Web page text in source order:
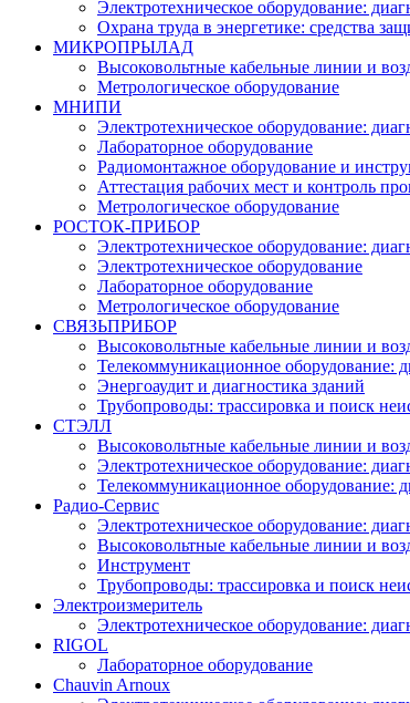
Электротехническое оборудование:
Охрана труда в энергетике: средства
МИКРОПРЫЛАД
Высоковольтные кабельные линии и
Метрологическое оборудование
МНИПИ
Электротехническое оборудование:
Лабораторное оборудование
Радиомонтажное оборудование и
Аттестация рабочих мест и контроль
Метрологическое оборудование
РОСТОК-ПРИБОР
Электротехническое оборудование:
Электротехническое оборудование
Лабораторное оборудование
Метрологическое оборудование
СВЯЗЬПРИБОР
Высоковольтные кабельные линии и
Телекоммуникационное оборудование:
Энергоаудит и диагностика зданий
Трубопроводы: трассировка и поиск
СТЭЛЛ
Высоковольтные кабельные линии и
Электротехническое оборудование:
Телекоммуникационное оборудование:
Радио-Cервис
Электротехническое оборудование:
Высоковольтные кабельные линии и
Инструмент
Трубопроводы: трассировка и поиск
Электроизмеритель
Электротехническое оборудование:
RIGOL
Лабораторное оборудование
Chauvin Arnoux